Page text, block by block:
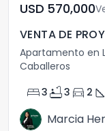
USD	570,000
Apartamento en
Caballeros
bed3 bathtub3 directions_car 2 square_foot
Marcia